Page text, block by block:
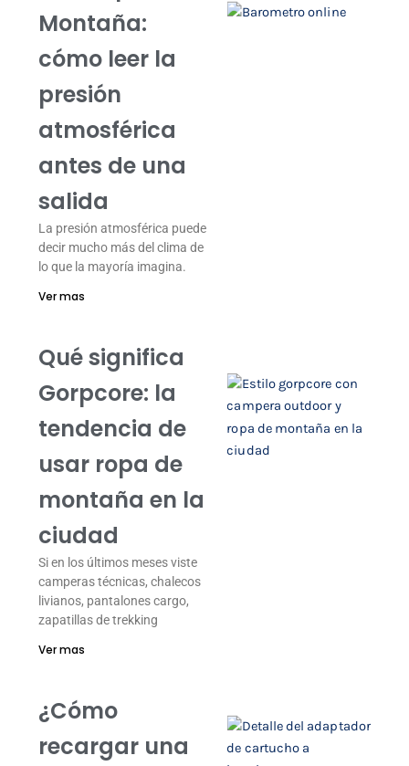
Montaña:
cómo leer la
presión
atmosférica
antes de una
salida
La presión atmosférica puede
decir mucho más del clima de
lo que la mayoría imagina.
Ver mas
Qué significa
Gorpcore: la
tendencia de
usar ropa de
montaña en la
ciudad
Si en los últimos meses viste
camperas técnicas, chalecos
livianos, pantalones cargo,
zapatillas de trekking
Ver mas
¿Cómo
recargar una